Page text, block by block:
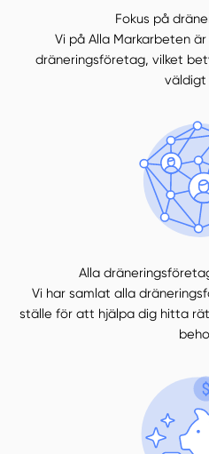
Fokus på
Vi på Alla Markarbeten
dräneringsföretag, vilket
väldigt
Alla
Vi har samlat alla
ställe för att hjälpa dig hitta